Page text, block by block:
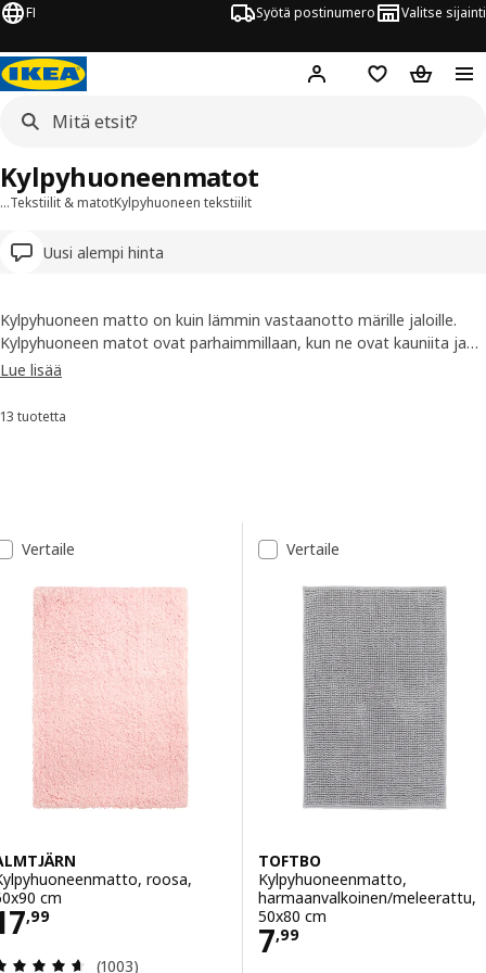
FI Syötä postinumero Valitse sijainti
Hej! Kirjaudu sisään
Suosikit
…Tekstiilit & matotKylpyhuoneen tekstiilit
Uusi alempi hinta
Kylpyhuoneenmatot
Kylpyhuoneen matto on kuin lämmin vastaanotto märille jaloille.
Kylpyhuoneen matot ovat parhaimmillaan, kun ne ovat kauniita ja
lämmittäviä sekä samalla hoitavat tehtävänsä lattian suojaajana.
Lue lisää
Lajittele ja suodata
13 tuotetta
Tulosluettelo
Vertaile
roosa,
cm
,99 17,99
Arvio: 4.6 / 5 tähteä. Arvostelut yhteensä:
(1003)
Vertaile
TOFTBO
Kylpyhuoneenmatto,
harmaanvalkoinen/meleerattu,
50x80 cm
7,99
Hinta 7,99